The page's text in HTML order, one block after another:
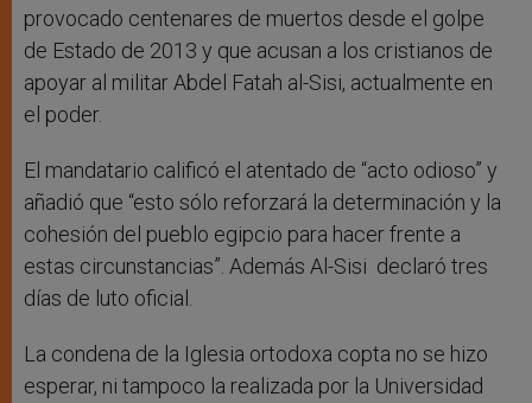
provocado centenares de muertos desde el golpe
de Estado de 2013 y que acusan a los cristianos de
apoyar al militar Abdel Fatah al-Sisi, actualmente en
el poder.
El mandatario calificó el atentado de “acto odioso” y
añadió que “esto sólo reforzará la determinación y la
cohesión del pueblo egipcio para hacer frente a
estas circunstancias”. Además Al-Sisi declaró tres
días de luto oficial.
La condena de la Iglesia ortodoxa copta no se hizo
esperar, ni tampoco la realizada por la Universidad